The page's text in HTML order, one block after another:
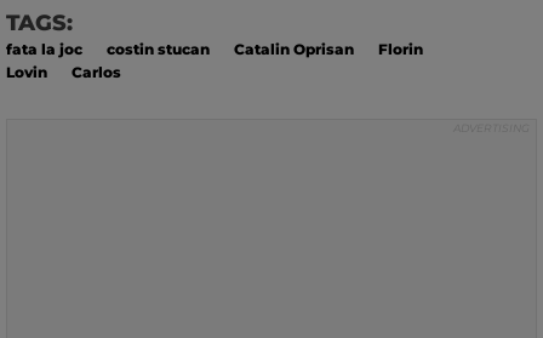
TAGS:
fata la joc costin stucan Catalin Oprisan
Florin
Lovin
Carlos